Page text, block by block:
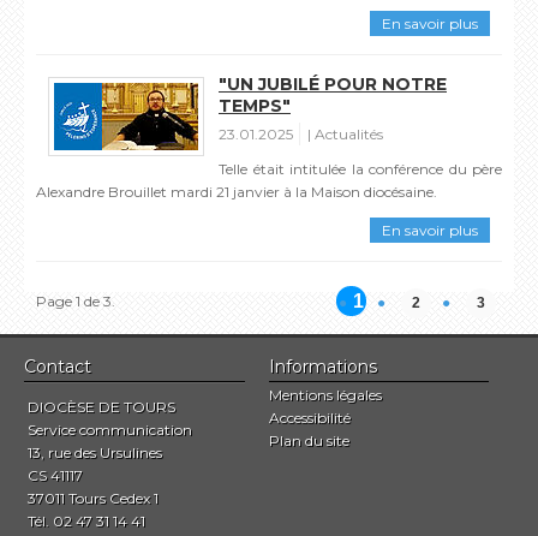
En savoir plus
"UN JUBILÉ POUR NOTRE
TEMPS"
23.01.2025
Actualités
Telle était intitulée la conférence du père
Alexandre Brouillet mardi 21 janvier à la Maison diocésaine.
En savoir plus
Page 1 de 3. 1 2 3
Contact
DIOCÈSE DE TOURS
Service communication
13, rue des Ursulines
CS 41117
37011 Tours Cedex 1
Tél. 02 47 31 14 41
Informations
Mentions légales
Accessibilité
Plan du site